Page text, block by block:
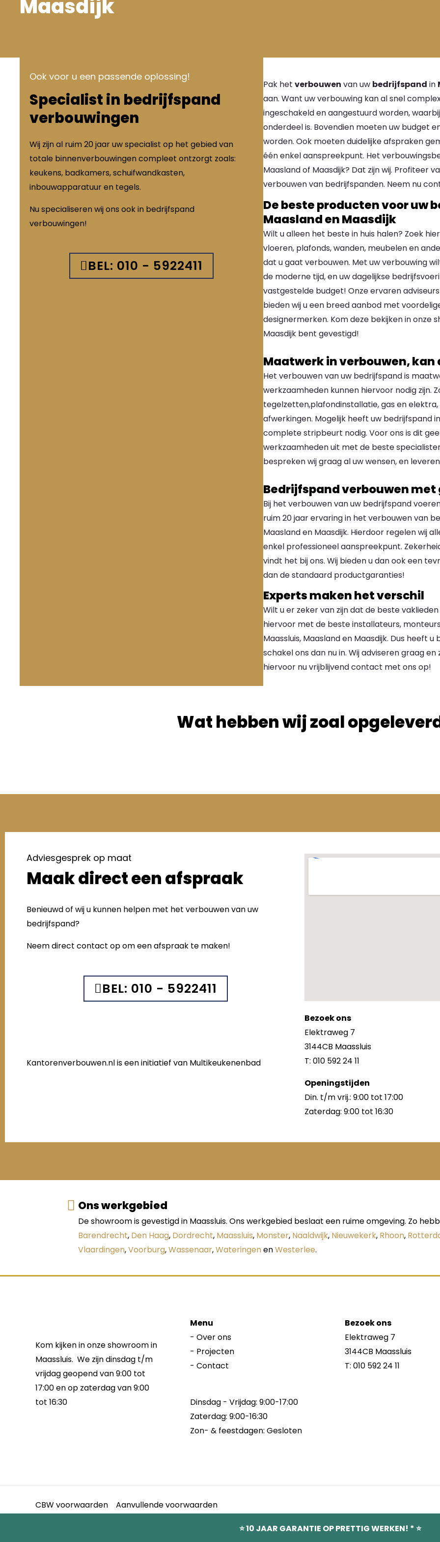
Maasdijk
Ook voor u een passende oplossing!
Specialist in bedrijfspand
verbouwingen
Wij zijn al ruim 20 jaar uw specialist op het gebied van
totale binnenverbouwingen compleet ontzorgt zoals:
keukens, badkamers, schuifwandkasten,
inbouwapparatuur en tegels.
Nu specialiseren wij ons ook in bedrijfspand
verbouwingen!
BEL: 010 - 5922411
Pak het verbouwen van uw bedrijfspand in
aan. Want uw verbouwing kan al snel
ingeschakeld en aangestuurd worden,
onderdeel is. Bovendien moeten uw budget
worden. Ook moeten duidelijke afspraken
één enkel aanspreekpunt. Het
Maasland of Maasdijk? Dat zijn wij. Profiteer
verbouwen van bedrijfspanden. Neem nu
De beste producten voor uw
Maasland en Maasdijk
Wilt u alleen het beste in huis halen? Zoek
vloeren, plafonds, wanden, meubelen en
dat u gaat verbouwen. Met uw verbouwing
de moderne tijd, en uw dagelijkse
vastgestelde budget! Onze ervaren
bieden wij u een breed aanbod met
designermerken. Kom deze bekijken in onze
Maasdijk bent gevestigd!
Maatwerk in verbouwen, kan
Het verbouwen van uw bedrijfspand is
werkzaamheden kunnen hiervoor nodig zijn.
tegelzetten,plafondinstallatie, gas en
afwerkingen. Mogelijk heeft uw bedrijfspand
complete stripbeurt nodig. Voor ons is dit
werkzaamheden uit met de beste
bespreken wij graag al uw wensen, en
Bedrijfspand verbouwen
Bij het verbouwen van uw bedrijfspand
ruim 20 jaar ervaring in het verbouwen van
Maasland en Maasdijk. Hierdoor regelen wij
enkel professioneel aanspreekpunt.
vindt het bij ons. Wij bieden u dan ook een
dan de standaard productgaranties!
Experts maken het verschil
Wilt u er zeker van zijn dat de beste
hiervoor met de beste installateurs,
Maassluis, Maasland en Maasdijk. Dus heeft
schakel ons dan nu in. Wij adviseren graag
hiervoor nu vrijblijvend contact met ons op!
Wat hebben wij zoal
Adviesgesprek op maat
Maak direct een afspraak
Benieuwd of wij u kunnen helpen met het verbouwen van uw
bedrijfspand?
Neem direct contact op om een afspraak te maken!
BEL: 010 - 5922411
Kantorenverbouwen.nl is een initiatief van Multikeukenenbad
Bezoek ons
Elektraweg 7
3144CB Maassluis
T: 010 592 24 11
Openingstijden
Din. t/m vrij.: 9:00 tot 17:00
Zaterdag: 9:00 tot 16:30
Ons werkgebied
De showroom is gevestigd in Maassluis. Ons werkgebied beslaat een ruime omgeving. Zo
Barendrecht, Den Haag, Dordrecht, Maassluis, Monster, Naaldwijk, Nieuwekerk, Rhoon,
Vlaardingen,Voorburg,Wassenaar,WateringenenWesterlee.
Kom kijken in onze showroom in
Maassluis. We zijn dinsdag t/m
vrijdag geopend van 9:00 tot
17:00 en op zaterdag van 9:00
tot 16:30
Menu
- Over ons
- Projecten
- Contact
Dinsdag - Vrijdag: 9:00-17:00
Zaterdag: 9:00-16:30
Zon- & feestdagen: Gesloten
Bezoek ons
Elektraweg 7
3144CB Maassluis
T: 010 592 24 11
CBW voorwaarden Aanvullende voorwaarden
⭐ 10 JAAR GARANTIE OP PRETTIG WERKEN! * ⭐
I.v.m. vakantie zijn wij gesloten van 3 augustus t/m